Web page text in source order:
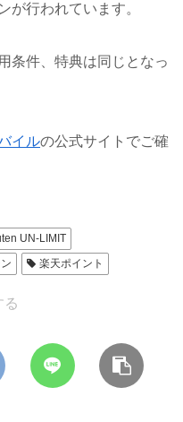
が行われています。
条件、特典は同じとなっ
イルの公式サイトでご確
UN-LIMIT
楽天ポイント
る